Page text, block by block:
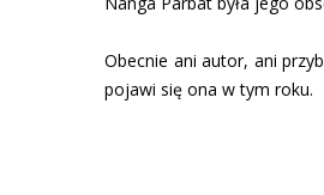
Obecnie ani autor, ani
pojawi się ona w tym roku.